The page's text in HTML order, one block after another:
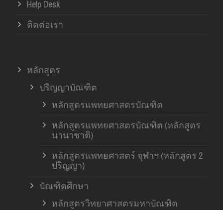
Help Desk
ติดต่อเรา
หลักสูตร
ปริญญาบัณฑิต
หลักสูตรแพทยศาสตรบัณฑิต
หลักสูตรแพทยศาสตรบัณฑิต (หลักสูตร
นานาชาติ)
หลักสูตรแพทยศาสตร์ จุฬาฯ (หลักสูตร 2
ปริญญา)
บัณฑิตศึกษา
หลักสูตรวิทยาศาสตรมหาบัณฑิต